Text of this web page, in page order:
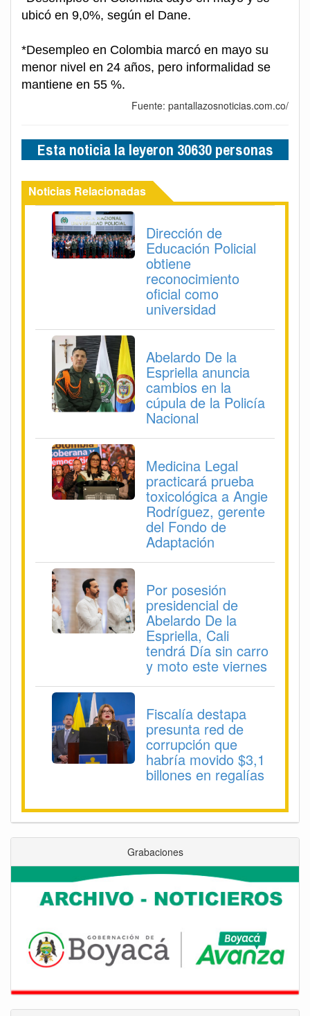
ubicó en 9,0%, según el Dane.
*Desempleo en Colombia marcó en mayo su
menor nivel en 24 años, pero informalidad se
mantiene en 55 %.
Fuente: pantallazosnoticias.com.co/
Esta noticia la leyeron 30630 personas
Noticias Relacionadas
Dirección de
Educación Policial
obtiene
reconocimiento
oficial como
universidad
Abelardo De la
Espriella anuncia
cambios en la
cúpula de la Policía
Nacional
Medicina Legal
practicará prueba
toxicológica a Angie
Rodríguez, gerente
del Fondo de
Adaptación
Por posesión
presidencial de
Abelardo De la
Espriella, Cali
tendrá Día sin carro
y moto este viernes
Fiscalía destapa
presunta red de
corrupción que
habría movido $3,1
billones en regalías
Grabaciones